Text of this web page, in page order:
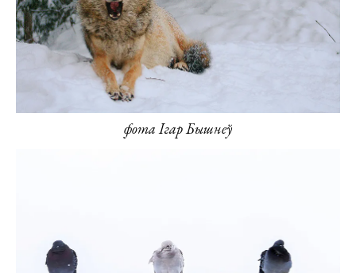
фота Ігар Бышнеў